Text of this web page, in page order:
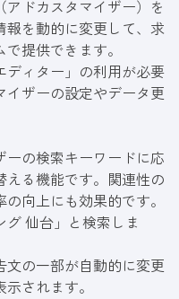
ドカスタマイザー）を
を動的に変更して、求
提供できます。
ディター」の利用が必要
ザーの設定やデータ更
の検索キーワードに応
える機能です。関連性の
向上にも効果的です。
仙台」と検索しま
の一部が自動的に変更
されます。